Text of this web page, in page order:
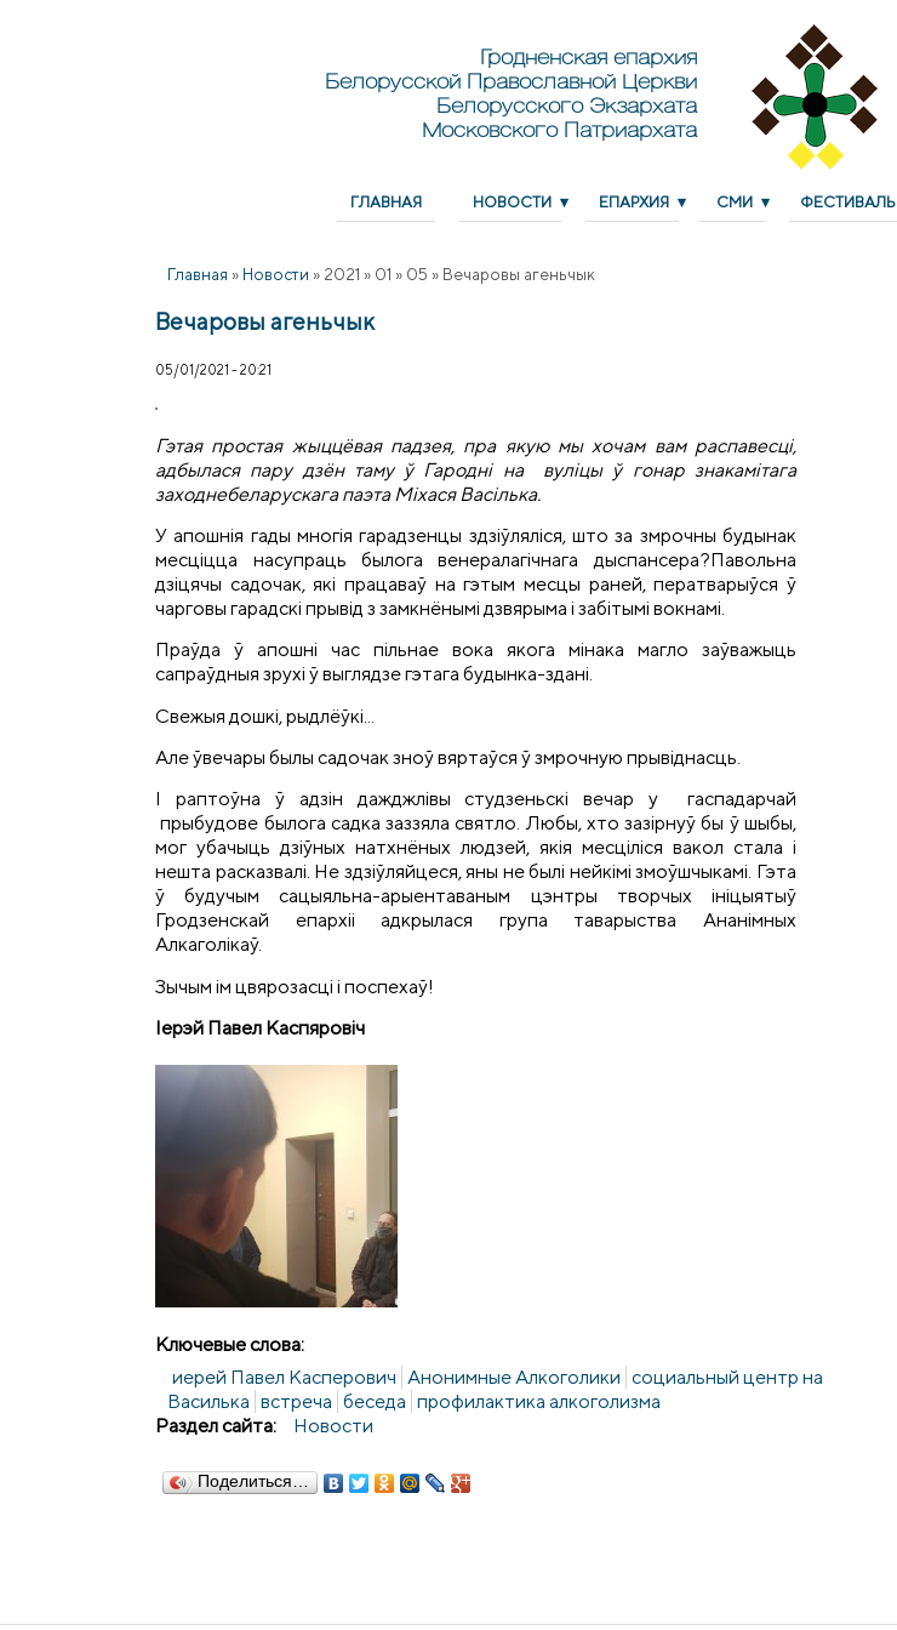
Гродненская епархия
Белорусской Православной Церкви
Белорусского Экзархата
Московского Патриархата
ГЛАВНАЯ НОВОСТИ ЕПАРХИЯ СМИ ФЕСТИВАЛЬ
Главная » Новости » 2021 » 01 » 05 » Вечаровы агеньчык
Вечаровы агеньчык
05/01/2021 - 20:21
Гэтая простая жыццёвая падзея, пра якую мы хочам вам распавесці,
адбылася пару дзён таму ў Гародні на вуліцы ў гонар знакамітага
заходнебеларускага паэта Міхася Васілька.
У апошнія гады многія гарадзенцы здзіўляліся, што за змрочны будынак
месціцца насупраць былога венералагічнага дыспансера?Павольна
дзіцячы садочак, які працаваў на гэтым месцы раней, ператварыўся ў
чарговы гарадскі прывід з замкнёнымі дзвярыма і забітымі вокнамі.
Праўда ў апошні час пільнае вока якога мінака магло заўважыць
сапраўдныя зрухі ў выглядзе гэтага будынка-здані.
Свежыя дошкі, рыдлёўкі...
Але ўвечары былы садочак зноў вяртаўся ў змрочную прывіднасць.
І раптоўна ў адзін дажджлівы студзеньскі вечар у гаспадарчай
прыбудове былога садка заззяла святло. Любы, хто зазірнуў бы ў шыбы,
мог убачыць дзіўных натхнёных людзей, якія месціліся вакол стала і
нешта расказвалі. Не здзіўляйцеся, яны не былі нейкімі змоўшчыкамі. Гэта
ў будучым сацыяльна-арыентаваным цэнтры творчых ініцыятыў
Гродзенскай епархіі адкрылася група таварыства Ананімных
Алкаголікаў.
Зычым ім цвярозасці і поспехаў!
Іерэй Павел Каспяровіч
Ключевые слова:
иерей Павел Касперович Анонимные Алкоголики социальный центр на
Василька встреча беседа профилактика алкоголизма
Раздел сайта:
Новости
Поделиться…